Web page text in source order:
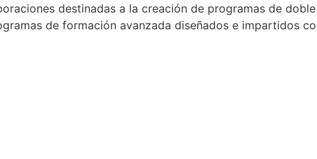
destinadas a la creación de programas de
de formación avanzada diseñados e impartidos